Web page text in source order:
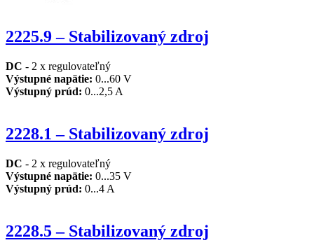
2225.9 – Stabilizovaný zdroj
DC - 2 x regulovateľný
Výstupné napätie: 0...60 V
Výstupný prúd: 0...2,5 A
2228.1 – Stabilizovaný zdroj
DC - 2 x regulovateľný
Výstupné napätie: 0...35 V
Výstupný prúd: 0...4 A
2228.5 – Stabilizovaný zdroj